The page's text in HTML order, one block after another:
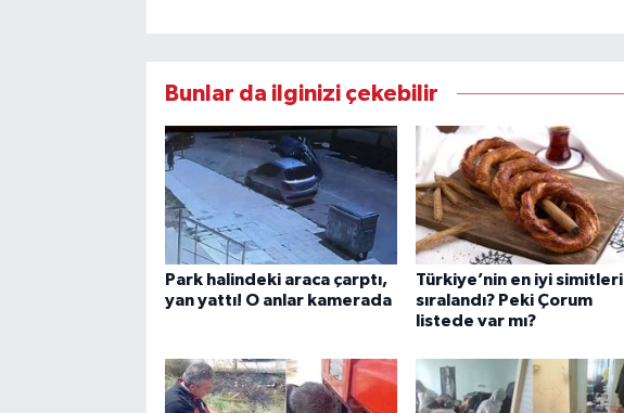
Bunlar da ilginizi çekebilir
Park halindeki araca çarptı,
yan yattı! O anlar kamerada
Türkiye’nin en iyi simitleri
sıralandı? Peki Çorum
listede var mı?